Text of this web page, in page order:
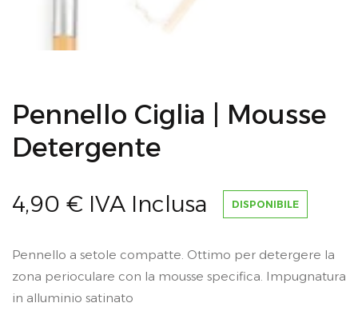
Pennello Ciglia | Mousse
Detergente
4,90 € IVA Inclusa DISPONIBILE
Pennello a setole compatte. Ottimo per detergere la
zona perioculare con la mousse specifica. Impugnatura
in alluminio satinato